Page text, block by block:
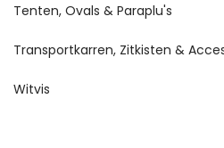
Tenten, Ovals & Paraplu's
Transportkarren, Zitkisten &
Witvis